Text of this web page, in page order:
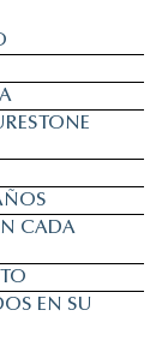
CADA
EN SU